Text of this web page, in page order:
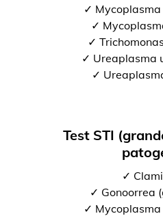
✓
✓
✓
✓ Ureaplasma
✓
Test STI
✓
✓ Gonoorrea
✓